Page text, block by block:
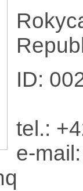
ID:
tel.:
e-